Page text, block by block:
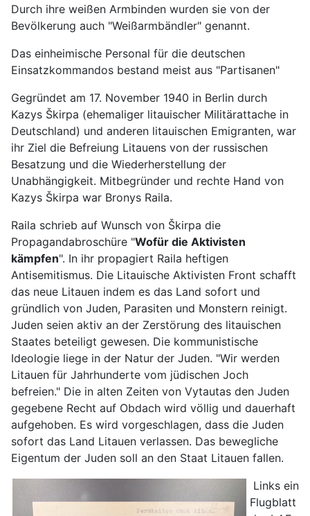
Durch ihre weißen Armbinden wurden sie von der
Bevölkerung auch "Weißarmbändler" genannt.
Das einheimische Personal für die deutschen
Einsatzkommandos bestand meist aus "Partisanen"
Gegründet am 17. November 1940 in Berlin durch
Kazys Škirpa (ehemaliger litauischer Militärattache in
Deutschland) und anderen litauischen Emigranten, war
ihr Ziel die Befreiung Litauens von der russischen
Besatzung und die Wiederherstellung der
Unabhängigkeit. Mitbegründer und rechte Hand von
Kazys Škirpa war Bronys Raila.
Raila schrieb auf Wunsch von Škirpa die
Propagandabroschüre "Wofür die Aktivisten
kämpfen". In ihr propagiert Raila heftigen
Antisemitismus. Die Litauische Aktivisten Front schafft
das neue Litauen indem es das Land sofort und
gründlich von Juden, Parasiten und Monstern reinigt.
Juden seien aktiv an der Zerstörung des litauischen
Staates beteiligt gewesen. Die kommunistische
Ideologie liege in der Natur der Juden. "Wir werden
Litauen für Jahrhunderte vom jüdischen Joch
befreien." Die in alten Zeiten von Vytautas den Juden
gegebene Recht auf Obdach wird völlig und dauerhaft
aufgehoben. Es wird vorgeschlagen, dass die Juden
sofort das Land Litauen verlassen. Das bewegliche
Eigentum der Juden soll an den Staat Litauen fallen.
Links ein
Flugblatt